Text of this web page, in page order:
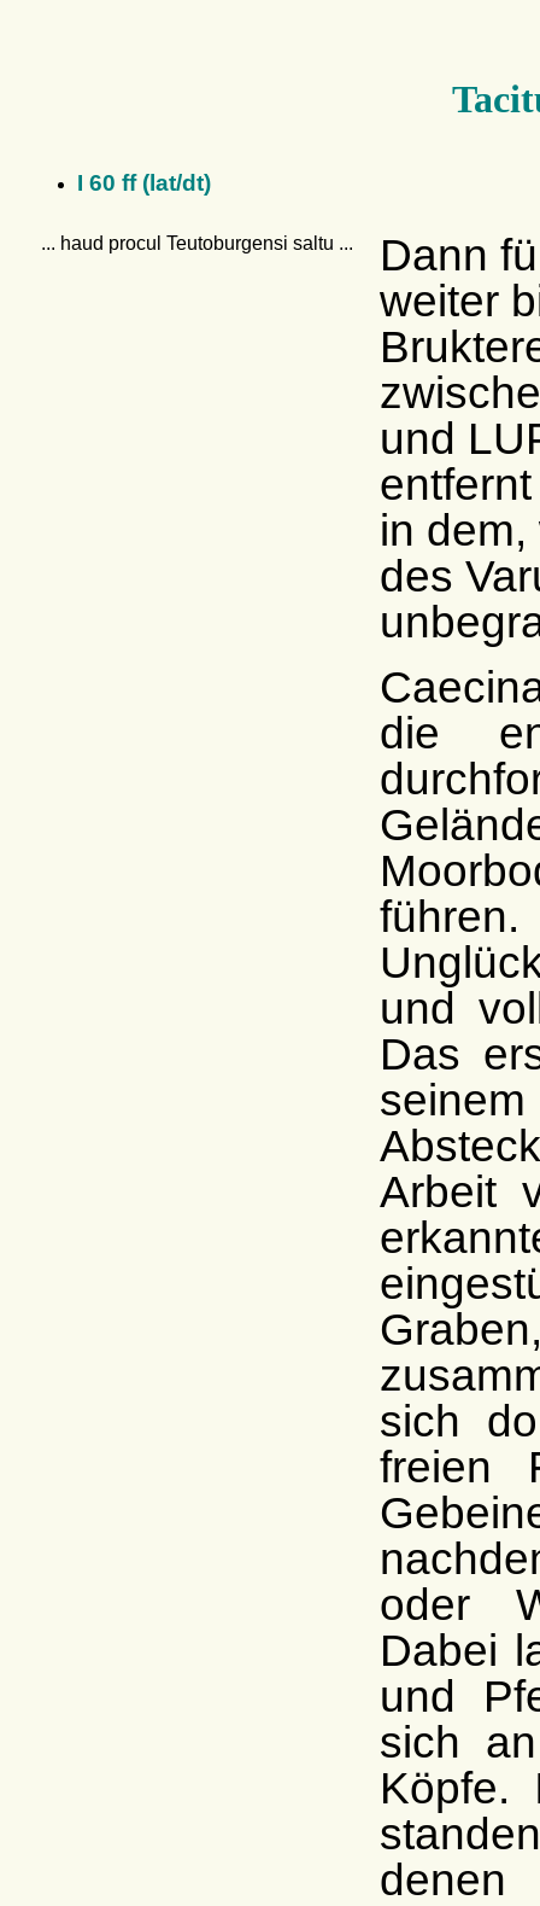
I 60 ff (lat/dt)
... haud procul Teutoburgensi saltu ...
Dann
weiter
und
in
des
die
und
Das
Arbeit
sich
freien
oder
Dabei
und
sich
Köpfe.